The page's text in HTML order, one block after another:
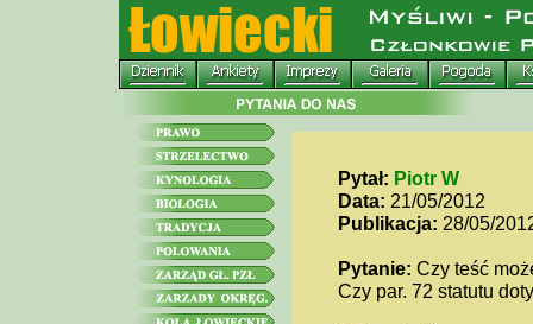
Pytał: Piotr W
Data: 21/05/2012
Publikacja: 28/05/
Pytanie: Czy teść
Czy par. 72 statutu